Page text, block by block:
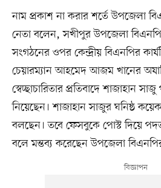
নাম প্রকাশ না করার শর্তে উপজেলা
নেতা বলেন, সখীপুর উপজেলা
সংগঠনের ওপর কেন্দ্রীয় বিএনপির
চেয়ারম্যান আহমেদ আজম খানের
স্বেচ্ছাচারিতার প্রতিবাদে শাজাহান সাজু
নিয়েছেন। শাজাহান সাজুর ঘনিষ্ঠ
বলছেন। তবে ফেসবুকে পোস্ট দিয়ে
বলে মন্তব্য করেছেন উপজেলা